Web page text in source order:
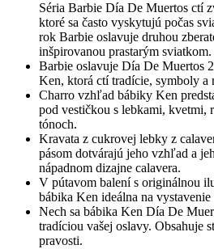
Séria Barbie Día De Muertos ctí
ktoré sa často vyskytujú počas
rok Barbie oslavuje druhou
inšpirovanou prastarým sviatkom.
Barbie oslavuje Día De Muertos
Ken, ktorá ctí tradície, symboly a
Charro vzhľad bábiky Ken
pod vestičkou s lebkami, kvetmi,
tónoch.
Kravata z cukrovej lebky z
pásom dotvárajú jeho vzhľad a
nápadnom dizajne calavera.
V pútavom balení s originálnou
bábika Ken ideálna na vystavenie
Nech sa bábika Ken Día De
tradíciou vašej oslavy. Obsahuje
pravosti.